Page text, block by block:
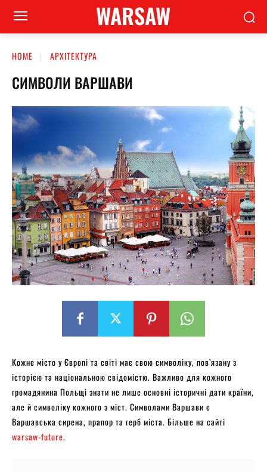
WARSAW
HOME АРХІТЕКТУРА
СИМВОЛИ ВАРШАВИ
Кожне місто у Європі та світі має свою символіку, пов’язану з
історією та національною свідомістю. Важливо для кожного
громадянина Польщі знати не лише основні історичні дати країни,
але й символіку кожного з міст. Символами Варшави є
Варшавська сирена, прапор та герб міста. Більше на сайті
warsaw-future.